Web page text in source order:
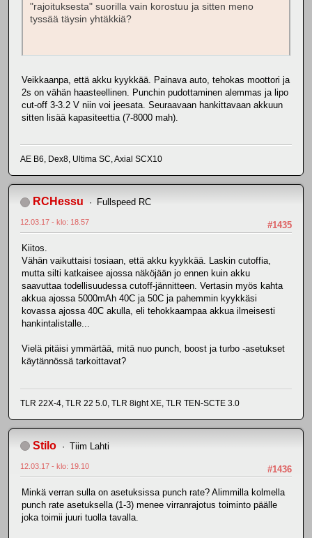
"rajoituksesta" suorilla vain korostuu ja sitten meno
tyssää täysin yhtäkkiä?
Veikkaanpa, että akku kyykkää. Painava auto, tehokas moottori ja
2s on vähän haasteellinen. Punchin pudottaminen alemmas ja lipo
cut-off 3-3.2 V niin voi jeesata. Seuraavaan hankittavaan akkuun
sitten lisää kapasiteettia (7-8000 mah).
AE B6, Dex8, Ultima SC, Axial SCX10
RCHessu Fullspeed RC
#1435
12.03.17 - klo: 18.57
Kiitos.
Vähän vaikuttaisi tosiaan, että akku kyykkää. Laskin cutoffia,
mutta silti katkaisee ajossa näköjään jo ennen kuin akku
saavuttaa todellisuudessa cutoff-jännitteen. Vertasin myös kahta
akkua ajossa 5000mAh 40C ja 50C ja pahemmin kyykkäsi
kovassa ajossa 40C akulla, eli tehokkaampaa akkua ilmeisesti
hankintalistalle...
Vielä pitäisi ymmärtää, mitä nuo punch, boost ja turbo -asetukset
käytännössä tarkoittavat?
TLR 22X-4, TLR 22 5.0, TLR 8ight XE, TLR TEN-SCTE 3.0
Stilo Tiim Lahti
#1436
12.03.17 - klo: 19.10
Minkä verran sulla on asetuksissa punch rate? Alimmilla kolmella
punch rate asetuksella (1-3) menee virranrajotus toiminto päälle
joka toimii juuri tuolla tavalla.